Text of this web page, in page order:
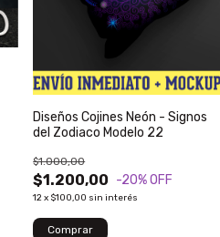
Diseños Cojines Neón - Signos
del Zodiaco Modelo 22
$1.200,00
$1.000,00
-20% OFF
12x $100,00 sin interés